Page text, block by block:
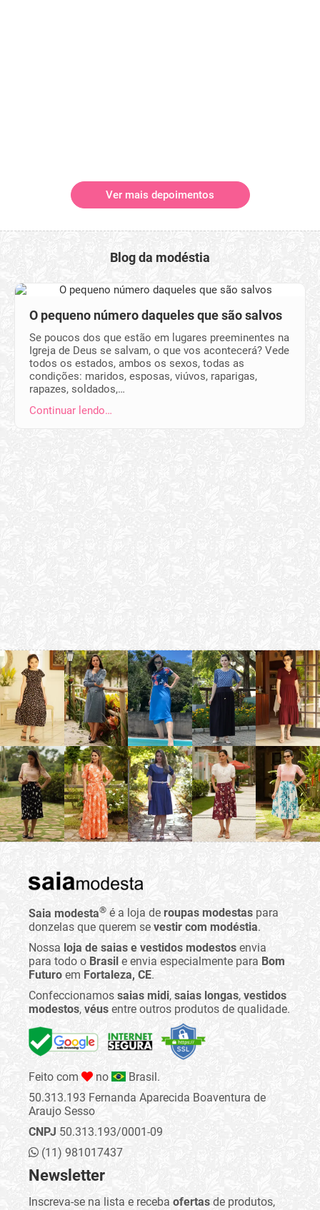
Ver mais depoimentos
Blog da modéstia
O pequeno número daqueles que são salvos
Se poucos dos que estão em lugares preeminentes na
Igreja de Deus se salvam, o que vos acontecerá? Vede
todos os estados, ambos os sexos, todas as
condições: maridos, esposas, viúvos, raparigas,
rapazes, soldados,…
Continuar lendo…
Saia modesta® é a loja de roupas modestas para
donzelas que querem se vestir com modéstia.
Nossa loja de saias e vestidos modestos envia
para todo o Brasil e envia especialmente para Bom
Futuro em Fortaleza, CE.
Confeccionamos saias midi, saias longas, vestidos
modestos, véus entre outros produtos de qualidade.
Feito com no
Brasil.
50.313.193 Fernanda Aparecida Boaventura de
Araujo Sesso
CNPJ 50.313.193/0001-09
(11) 981017437
Newsletter
Inscreva-se na lista e receba ofertas de produtos,